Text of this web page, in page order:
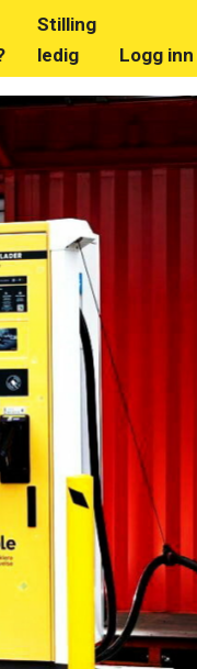
Stilling
ledig
Logg inn